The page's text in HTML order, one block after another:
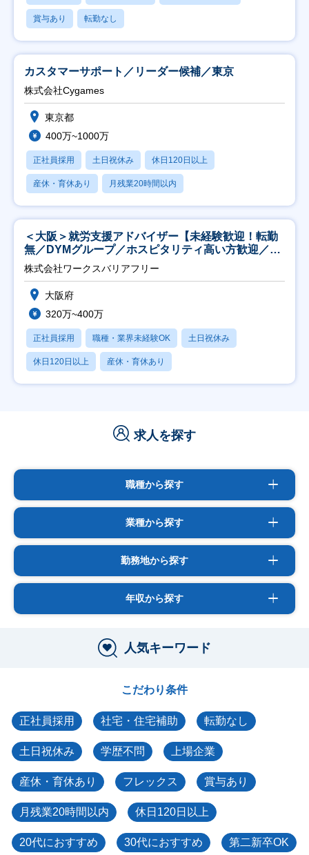
賞与あり 転勤なし
カスタマーサポート／リーダー候補／東京
株式会社Cygames
東京都
400万~1000万
正社員採用 土日祝休み 休日120日以上
産休・育休あり 月残業20時間以内
＜大阪＞就労支援アドバイザー【未経験歓迎！転勤
無／DYMグループ／ホスピタリティ高い方歓迎／土
日祝】
株式会社ワークスバリアフリー
大阪府
320万~400万
正社員採用 職種・業界未経験OK 土日祝休み
休日120日以上 産休・育休あり
求人を探す
職種から探す
業種から探す
勤務地から探す
年収から探す
人気キーワード
こだわり条件
正社員採用 社宅・住宅補助 転勤なし
土日祝休み 学歴不問 上場企業
産休・育休あり フレックス 賞与あり
月残業20時間以内 休日120日以上
20代におすすめ 30代におすすめ 第二新卒OK